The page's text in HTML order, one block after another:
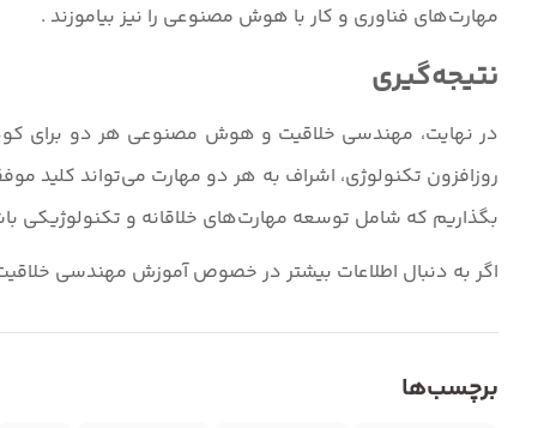
مهارت‌های فناوری و کار با هوش مصنوعی را نیز بیاموزند .
نتیجه‌گیری
در نهایت، مهندسی خلاقیت و هوش مصنوعی هر دو برای
روزافزون تکنولوژی، اشراف به هر دو مهارت می‌تواند کلید
بگذاریم که شامل توسعه مهارت‌های خلاقانه و تکنولوژیکی
اگر به دنبال اطلاعات بیشتر در خصوص آموزش مهندسی
برچسب‌ها